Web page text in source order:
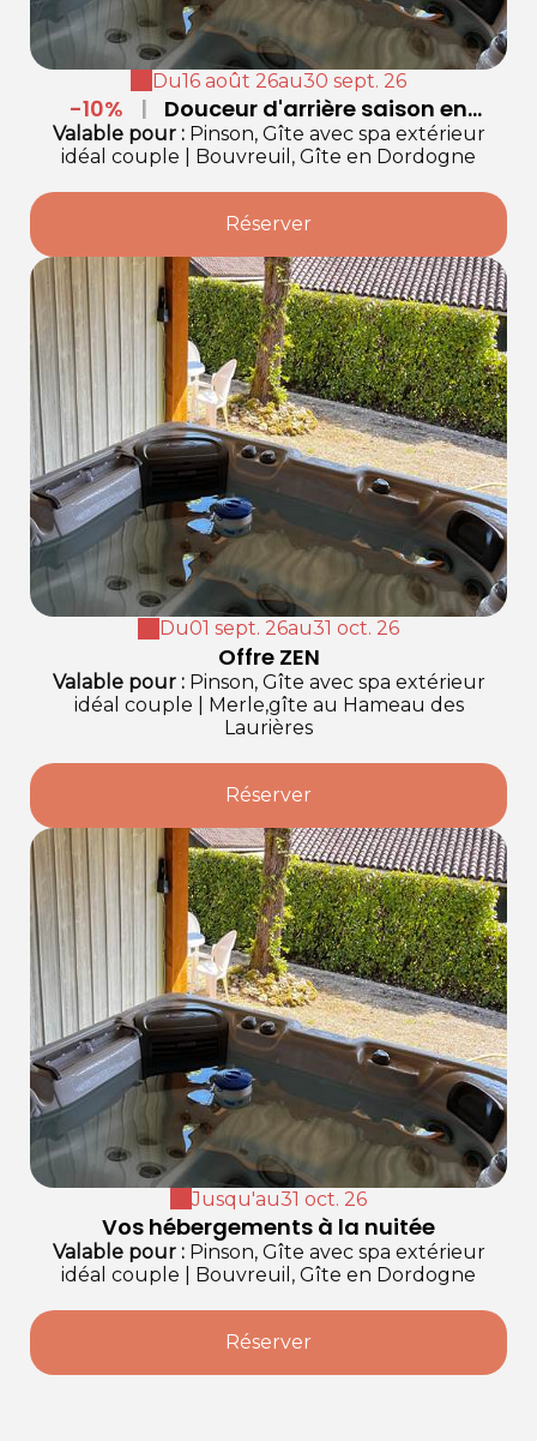
Du16 août 26au30 sept. 26
-10% |
Dordogne
Valable pour:Pinson, Gîte avec spa extérieur
idéal couple
Bouvreuil, Gîte en Dordogne
Réserver
Du01 sept. 26au31 oct. 26
Offre ZEN
Valable pour:Pinson, Gîte avec spa extérieur
idéal couple
Merle,gîte au Hameau des
Laurières
Réserver
Jusqu'au31 oct. 26
Vos hébergements à la nuitée
Valable pour:Pinson, Gîte avec spa extérieur
idéal couple
Bouvreuil, Gîte en Dordogne
Réserver